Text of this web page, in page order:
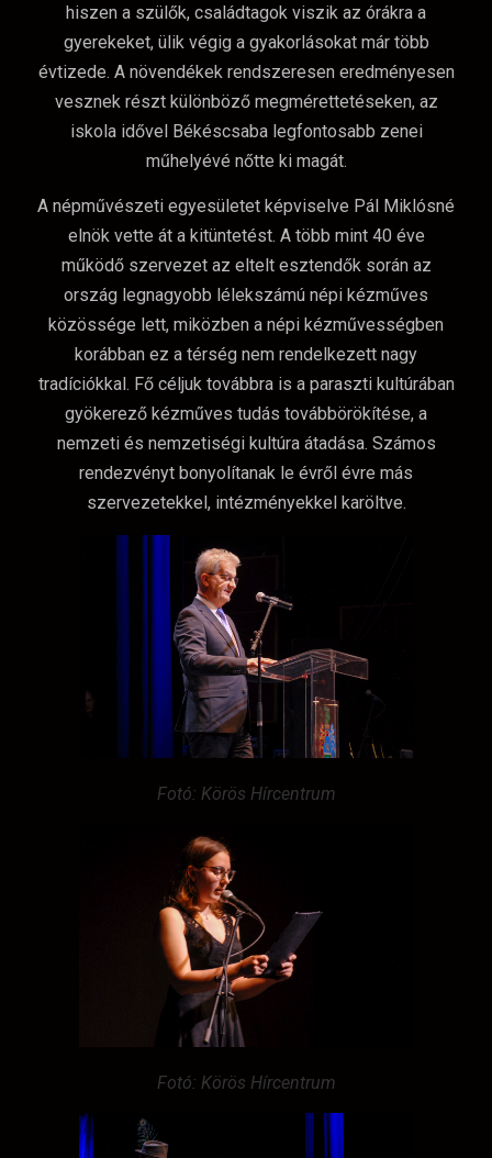
hiszen a szülők, családtagok viszik az órákra a
gyerekeket, ülik végig a gyakorlásokat már több
évtizede. A növendékek rendszeresen eredményesen
vesznek részt különböző megmérettetéseken, az
iskola idővel Békéscsaba legfontosabb zenei
műhelyévé nőtte ki magát.
A népművészeti egyesületet képviselve Pál Miklósné
elnök vette át a kitüntetést. A több mint 40 éve
működő szervezet az eltelt esztendők során az
ország legnagyobb lélekszámú népi kézműves
közössége lett, miközben a népi kézművességben
korábban ez a térség nem rendelkezett nagy
tradíciókkal. Fő céljuk továbbra is a paraszti kultúrában
gyökerező kézműves tudás továbbörökítése, a
nemzeti és nemzetiségi kultúra átadása. Számos
rendezvényt bonyolítanak le évről évre más
szervezetekkel, intézményekkel karöltve.
Fotó: Körös Hírcentrum
Fotó: Körös Hírcentrum